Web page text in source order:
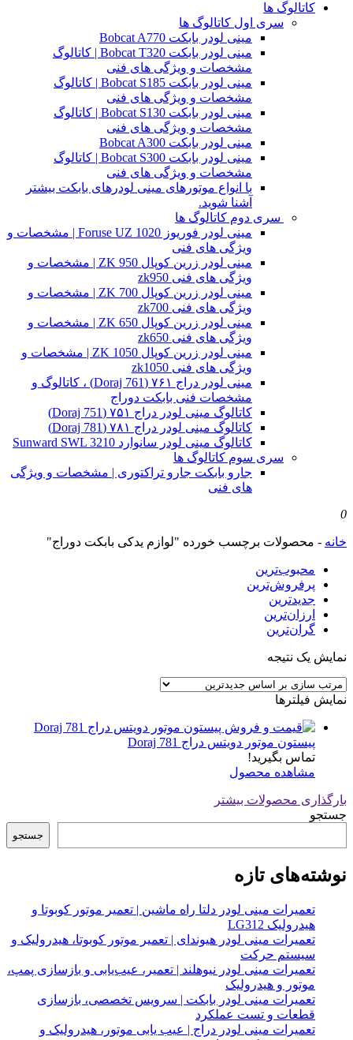
کاتالوگ ها
سری اول کاتالوگ ها
مینی لودر بابکت Bobcat A770
مینی لودر بابکت Bobcat T320 | کاتالوگ
مشخصات و ویژگی های فنی
مینی لودر بابکت Bobcat S185 | کاتالوگ
مشخصات و ویژگی های فنی
مینی لودر بابکت Bobcat S130 | کاتالوگ
مشخصات و ویژگی های فنی
مینی لودر بابکت Bobcat A300
مینی لودر بابکت Bobcat S300 | کاتالوگ
مشخصات و ویژگی های فنی
با انواع موتورهای مینی لودرهای بابکت بیشتر
آشنا شوید.
سری دوم کاتالوگ ها
مینی لودر فوریوز Foruse UZ 1020 | مشخصات و
ویژگی های فنی
مینی لودر زرین کوپال ZK 950 | مشخصات و
ویژگی های فنی zk950
مینی لودر زرین کوپال ZK 700 | مشخصات و
ویژگی های فنی zk700
مینی لودر زرین کوپال ZK 650 | مشخصات و
ویژگی های فنی zk650
مینی لودر زرین کوپال ZK 1050 | مشخصات و
ویژگی های فنی zk1050
مینی لودر دراج ۷۶۱ (Doraj 761) ، کاتالوگ و
مشخصات فنی بابکت دوراج
کاتالوگ مینی لودر دراج ۷۵۱ (Doraj 751)
کاتالوگ مینی لودر دراج ۷۸۱ (Doraj 781)
کاتالوگ مینی لودر سانوارد Sunward SWL 3210
سری سوم کاتالوگ ها
جارو بابکت جارو تراکتوری | مشخصات و ویژگی
های فنی
0
خانه - محصولات برچسب خورده "لوازم یدکی بابکت دوراج"
محبوب‌ترین
پرفروش‌ترین
جدیدترین
ارزان‌ترین
گران‌ترین
نمایش یک نتیجه
نمایش فیلترها
پیستون موتور دویتس دراج Doraj 781
تماس بگیرید!
مشاهده محصول
بارگذاری محصولات بیشتر
جستجو
جستجو
نوشته‌های تازه
تعمیرات مینی لودر دلتا راه ماشین | تعمیر موتور کوبوتا و
هیدرولیک LG312
تعمیرات مینی لودر هیوندای | تعمیر موتور کوبوتا، هیدرولیک و
سیستم حرکت
تعمیرات مینی لودر نیوهلند | تعمیر، عیب‌یابی و بازسازی پمپ،
موتور و هیدرولیک
تعمیرات مینی لودر بابکت | سرویس تخصصی، بازسازی
قطعات و تست عملکرد
تعمیرات مینی لودر دراج | عیب یابی موتور، هیدرولیک و